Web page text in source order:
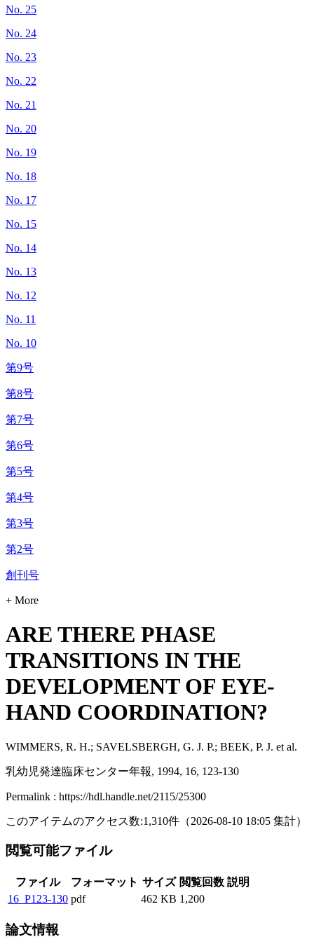
No. 25
No. 24
No. 23
No. 22
No. 21
No. 20
No. 19
No. 18
No. 17
No. 15
No. 14
No. 13
No. 12
No. 11
No. 10
第9号
第8号
第7号
第6号
第5号
第4号
第3号
第2号
創刊号
+ More
ARE THERE PHASE
TRANSITIONS IN THE
DEVELOPMENT OF EYE-
HAND COORDINATION?
WIMMERS, R. H.; SAVELSBERGH, G. J. P.; BEEK, P. J. et al.
乳幼児発達臨床センター年報, 1994, 16, 123-130
Permalink : https://hdl.handle.net/2115/25300
このアイテムのアクセス数:1,310件 （2026-08-10 18:05 集計）
閲覧可能ファイル
ファイル フォーマット サイズ 閲覧回数 説明
16_P123-130 pdf 462 KB 1,200
論文情報